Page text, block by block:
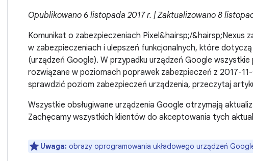
Opublikowano 6 listopada 2017 r. | Zaktualizowano 8
Komunikat o zabezpieczeniach Pixel&hairsp;/&hairsp;Nexus
w zabezpieczeniach i ulepszeń funkcjonalnych, które dotyczą
(urządzeń Google). W przypadku urządzeń Google
rozwiązane w poziomach poprawek zabezpieczeń z 2017-
sprawdzić poziom zabezpieczeń urządzenia, przeczytaj
Wszystkie obsługiwane urządzenia Google otrzymają
Zachęcamy wszystkich klientów do akceptowania tych
Uwaga: obrazy oprogramowania układowego urządzeń